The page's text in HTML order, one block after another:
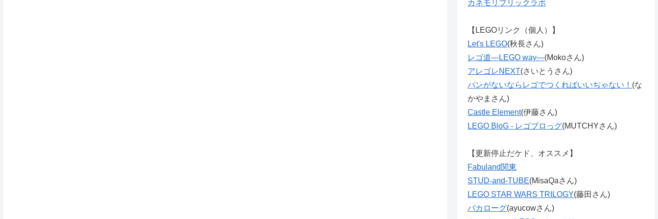
カネモリブリックラボ
【LEGOリンク（個人）】
Let's LEGO(秋長さん)
レゴ道―LEGO way―(Mokoさん)
アレゴレNEXT(さいとうさん)
パンがないならレゴでつくればいいぢゃない！ (な
かやまさん)
Castle Element(伊藤さん)
LEGO BloG - レゴブロっグ(MUTCHYさん)
【更新停止だケド、オススメ】
Fabuland関東
STUD-and-TUBE(MisaQaさん)
LEGO STAR WARS TRILOGY(藤田さん)
バカローグ(ayucowさん)